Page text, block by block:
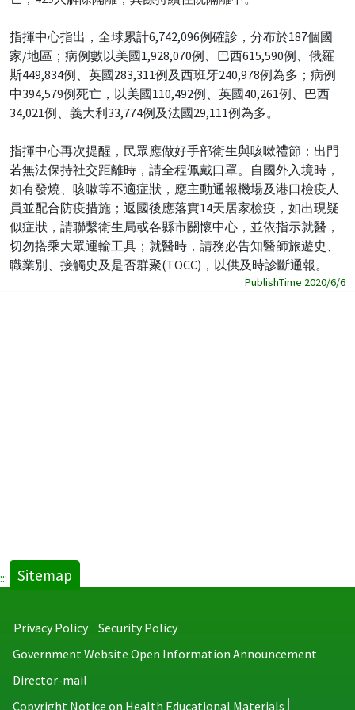
指揮中心指出，全球累計6,742,096例確診，分布於187個國
家/地區；病例數以美國1,928,070例、巴西615,590例、俄羅
斯449,834例、英國283,311例及西班牙240,978例為多；病例
中394,579例死亡，以美國110,492例、英國40,261例、巴西
34,021例、義大利33,774例及法國29,111例為多。
指揮中心再次提醒，民眾應做好手部衛生與咳嗽禮節；出門
若無法保持社交距離時，請全程佩戴口罩。自國外入境時，
如有發燒、咳嗽等不適症狀，應主動通報機場及港口檢疫人
員並配合防疫措施；返國後應落實14天居家檢疫，如出現疑
似症狀，請聯繫衛生局或各縣市關懷中心，並依指示就醫，
切勿搭乘大眾運輸工具；就醫時，請務必告知醫師旅遊史、
職業別、接觸史及是否群聚(TOCC)，以供及時診斷通報。
PublishTime 2020/6/6
::: Sitemap
Privacy Policy
Security Policy
Government Website Open Information Announcement
Director-mail
Copyright Notice on Health Educational Materials